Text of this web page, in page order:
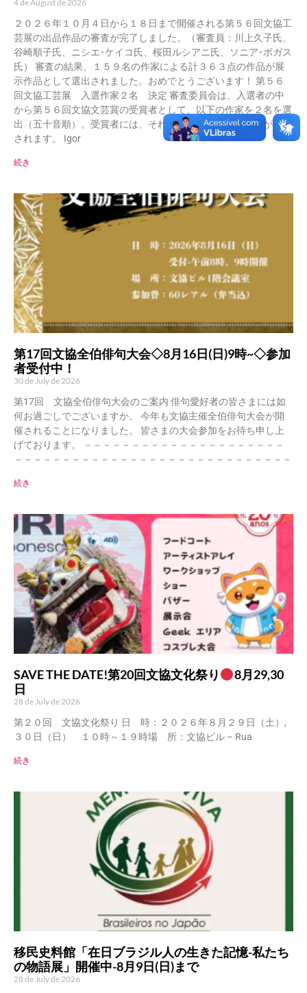
4 de August de 2026
２０２６年１０月４日から１８日まで開催される第５６回文協工
芸展の出品作品の審査が完了しました。（審査員：川上久子氏、
谷崎順子氏、ニシエ･ケイコ氏、桜田ルシアニ氏、ソニア･ボガス
氏） 審査の結果、１５９名の作家による計３６３点の作品が展
示作品として選出されました。おめでとうございます！ 第５６
回文協工芸展 入選作家２名 決定 審査委員会は、入選者の中
から第５６回文協文芸賞の受賞者として、以下の作家を２名を選
出（五十音順）。受賞者には、それぞれ５千レアルの賞金が授与
されます。 Igor
続き
第17回文協全伯俳句大会◇8月16日(日)9時~◇参加
者受付中！
30 de July de 2026
第17回 文協全伯俳句大会のご案内 俳句愛好者の皆さまには如
何お過ごしでございますか。 今年も文協主催全伯俳句大会が開
催されることになりました。 皆さまの大会参加をお待ち申し上
げております。 －－－－－－－－－－－－－－－－－－－－－
－－－－－－－－－－－－－－－－－－－－－－－－－－－－－
続き
SAVE THE DATE!第20回文協文化祭り
8月29,30
日
28 de July de 2026
第２０回 文協文化祭り 日 時：２０２６年８月２９日（土）,
３０日（日） １０時～１９時場 所：文協ビル – Rua
続き
移民史料館「在日ブラジル人の生きた記憶-私たち
の物語展」開催中-8月9日(日)まで
28 de July de 2026